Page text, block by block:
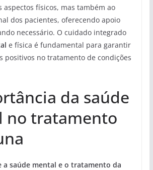
aspectos físicos, mas também ao
dos pacientes, oferecendo apoio
necessário. O cuidado integrado
e física é fundamental para garantir
positivos no tratamento de condições
da saúde
no tratamento
a saúde mental e o tratamento da